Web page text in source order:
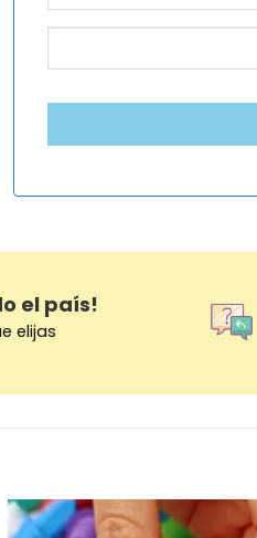
el país!
elijas